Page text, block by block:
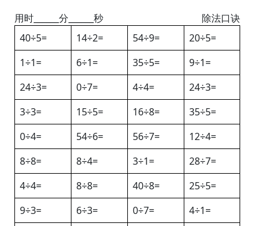
用时______分______秒
除法口诀
40÷5=
14÷2= 54÷9=
20÷5=
1÷1=
6÷1= 35÷5=
9÷1=
24÷3=
0÷7= 4÷4=
24÷3=
3÷3=
15÷5= 16÷8=
35÷5=
0÷4=
54÷6= 56÷7=
12÷4=
8÷8=
8÷4= 3÷1=
28÷7=
4÷4=
8÷8= 40÷8=
25÷5=
9÷3=
6÷3= 0÷7=
4÷1=